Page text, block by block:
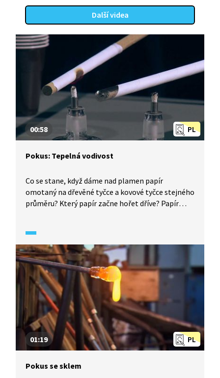
Další videa
PL
00:58
Pokus: Tepelná vodivost
Co se stane, když dáme nad plamen papír
omotaný na dřevěné tyčce a kovové tyčce stejného
průměru? Který papír začne hořet dříve? Papír
energie plamene odvede samotná tyčka.
PL
01:19
Pokus se sklem